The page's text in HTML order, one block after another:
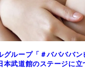
グループ「＃ババババ
本武道館のステージに立